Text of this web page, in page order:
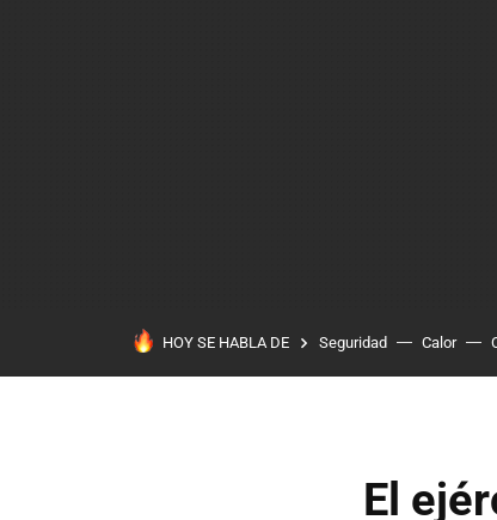
HOY SE HABLA DE Seguridad Calor
El